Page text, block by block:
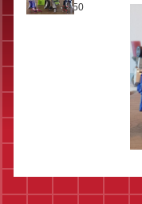
Berichten:50